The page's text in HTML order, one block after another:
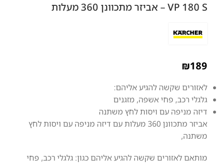
VP 180 S – אביזר מתכוונן 360 מעלות
₪189
לאזורים שקשה להגיע אליהם:
גלגלי רכב, פחי אשפה, מזגנים
דיזה מניפה עם ויסות לחץ משתנה
אביזר מתכוונן 360 מעלות עם דיזה מניפה עם ויסות לחץ
משתנה,
מותאם לאזורים שקשה להגיע אליהם כגון: גלגלי רכב, פחי